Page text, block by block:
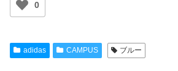
0
adidas CAMPUS ブルー